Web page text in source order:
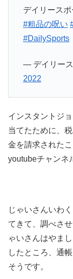
デイリース
#粗品の呪い
#DailySports
— デイリー
2022
インスタントジ
当てたために、
金を請求された
youtubeチャンネ
じゃいさんいわ
てきて、調べさ
ゃいさんはやま
したところ、通
そうです。